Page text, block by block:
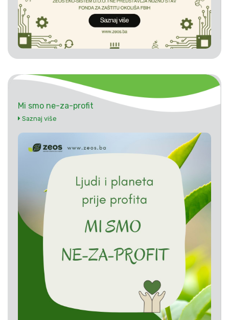
Mi smo ne-za-profit
Saznaj više